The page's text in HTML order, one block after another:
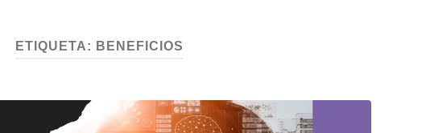
ETIQUETA: BENEFICIOS